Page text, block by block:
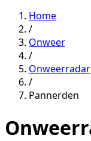
Home
/
Onweer
/
Onweerradar
/
Pannerden